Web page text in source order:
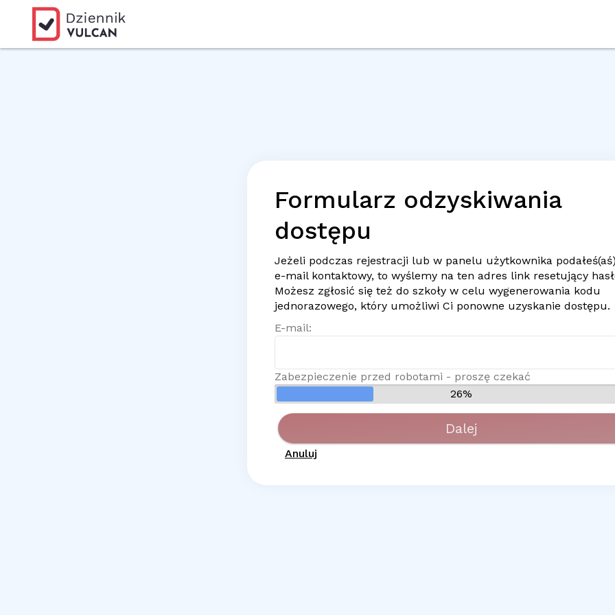
Formularz odzyskiwania
dostępu
Jeżeli podczas rejestracji lub w panelu użytkownika podałeś(aś)
e-mailkontaktowy, to wyślemy na ten adres link resetujący
Możesz zgłosić się też do szkoły w celu wygenerowania kodu
jednorazowego, który umożliwi Ci ponowne uzyskanie dostępu.
E-mail:
Zabezpieczenie przed robotami - proszę czekać
26%
Dalej
Anuluj